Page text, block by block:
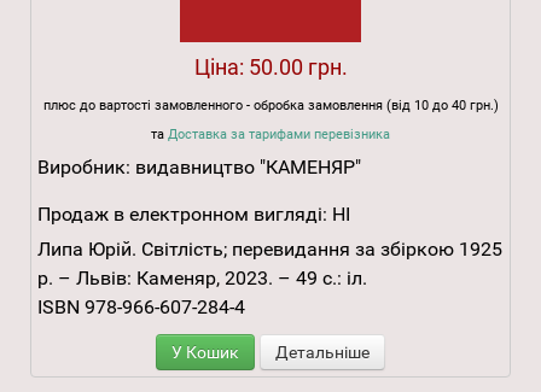
Ціна: 50.00 грн.
плюс до вартості замовленного - обробка замовлення (від 10 до 40 грн.)
та Доставка за тарифами перевізника
Виробник: видавництво "КАМЕНЯР"
Продаж в електронном вигляді: НІ
Липа Юрій. Світлість; перевидання за збіркою 1925
р. – Львів: Каменяр, 2023. – 49 с.: іл.
ISBN 978-966-607-284-4
У Кошик Детальніше